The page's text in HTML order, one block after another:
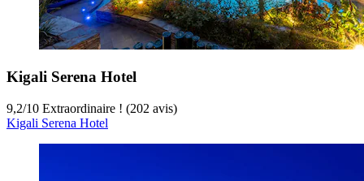
Kigali Serena Hotel
9,2/10 Extraordinaire ! (202 avis)
Kigali Serena Hotel